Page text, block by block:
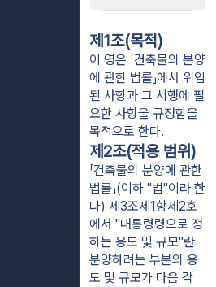
제1조(목적)
이 영은 「건축물의 분양
에 관한 법률」에서 위임
된 사항과 그 시행에 필
요한 사항을 규정함을
목적으로 한다.
제2조(적용 범위)
「건축물의 분양에 관한
법률」(이하 "법"이라 한
다) 제3조제1항제2호
에서 "대통령령으로 정
하는 용도 및 규모"란
분양하려는 부분의 용
도 및 규모가 다음 각